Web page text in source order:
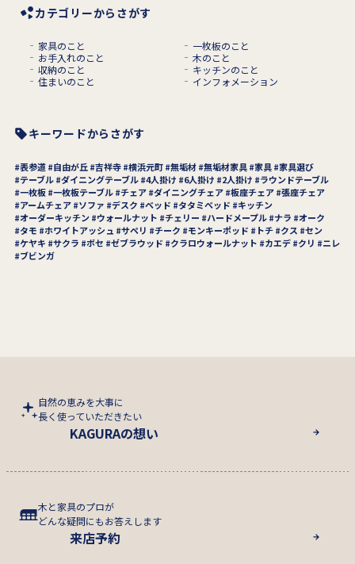
カテゴリーからさがす
家具のこと
一枚板のこと
お手入れのこと
木のこと
収納のこと
キッチンのこと
住まいのこと
インフォメーション
キーワードからさがす
表参道 自由が丘 吉祥寺 横浜元町 無垢材 無垢材家具 家具
家具選び
テーブル ダイニングテーブル 4人掛け 6人掛け 2人掛け
ラウンドテーブル
一枚板 一枚板テーブル チェア ダイニングチェア 板座チェア 張座チェア
アームチェア
ソファ デスク ベッド タタミベッド
キッチン
オーダーキッチン
ウォールナット チェリー ハードメープル ナラ
オーク
タモ
ホワイトアッシュ サペリ チーク モンキーポッド トチ クス
セン
ケヤキ
サクラ ボセ ゼブラウッド クラロウォールナット カエデ クリ
ニレ
ブビンガ
自然の恵みを大事に
長く使っていただきたい
KAGURAの想い
木と家具のプロが
どんな疑問にもお答えします
来店予約